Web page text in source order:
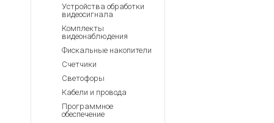
Устройства обработки
видеосигнала
Комплекты
видеонаблюдения
Фискальные накопители
Счетчики
Светофоры
Кабели и провода
Программное
обеспечение